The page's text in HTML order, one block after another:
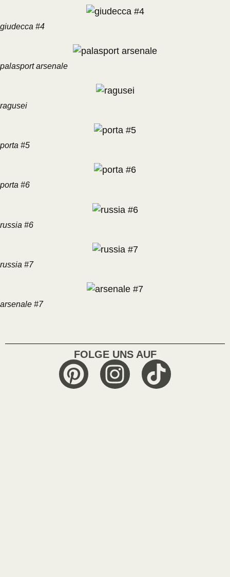
giudecca #4
palasport arsenale
ragusei
porta #5
porta #6
russia #6
russia #7
arsenale #7
FOLGE UNS AUF